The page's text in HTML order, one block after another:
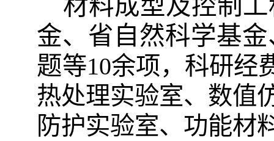
材料成型及控制
金、省自然科学基
题等10余项，科研经
热处理实验室、数值
防护实验室、功能材